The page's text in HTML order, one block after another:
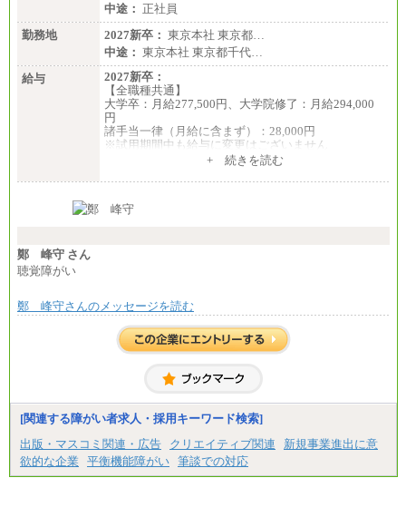
中途： 正社員
勤務地
2027新卒： 東京本社 東京都…
中途： 東京本社 東京都千代…
給与
2027新卒：
【全職種共通】
大学卒：月給277,500円、大学院修了：月給294,000
円
諸手当一律（月給に含まず）：28,000円
※試用期間中も給与に変更はございません
月給370,000円～
ます。
+ 続きを読む
鄭 峰守 さん
聴覚障がい
鄭 峰守さんのメッセージを読む
[関連する障がい者求人・採用キーワード検索]
出版・マスコミ関連・広告
クリエイティブ関連
新規事業進出に意
欲的な企業
平衡機能障がい 筆談での対応